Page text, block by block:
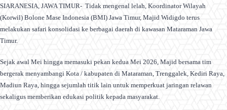
SIARANESIA, JAWA TIMUR- Tidak mengenal lelah, Koordinator Wilayah
(Korwil) Bolone Mase Indonesia (BMI) Jawa Timur, Majid Widigdo terus
melakukan safari konsolidasi ke berbagai daerah di kawasan Mataraman Jawa
Timur.
Sejak awal Mei hingga memasuki pekan kedua Mei 2026, Majid bersama tim
bergerak menyambangi Kota / kabupaten di Mataraman, Trenggalek, Kediri Raya,
Madiun Raya, hingga sejumlah titik lain untuk memperkuat jaringan relawan
sekaligus memberikan edukasi politik kepada masyarakat.